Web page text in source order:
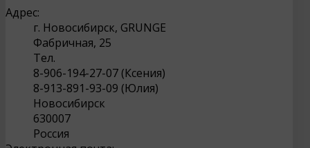
Адрес:
г. Новосибирск, GRUNGE
Фабричная, 25
Тел.
8-906-194-27-07 (Ксения)
8-913-891-93-09 (Юлия)
Новосибирск
630007
Россия